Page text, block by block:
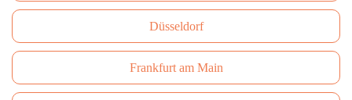
Düsseldorf
Frankfurt am Main